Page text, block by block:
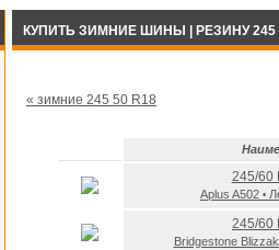
КУПИТЬ ЗИМНИЕ ШИНЫ | РЕЗИНУ 245
« зимние 245 50 R18
245/60
Aplus A502 •
245/60
Bridgestone